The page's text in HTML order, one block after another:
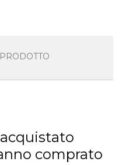
comprato